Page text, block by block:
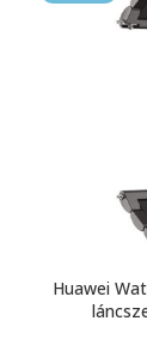
Huawei